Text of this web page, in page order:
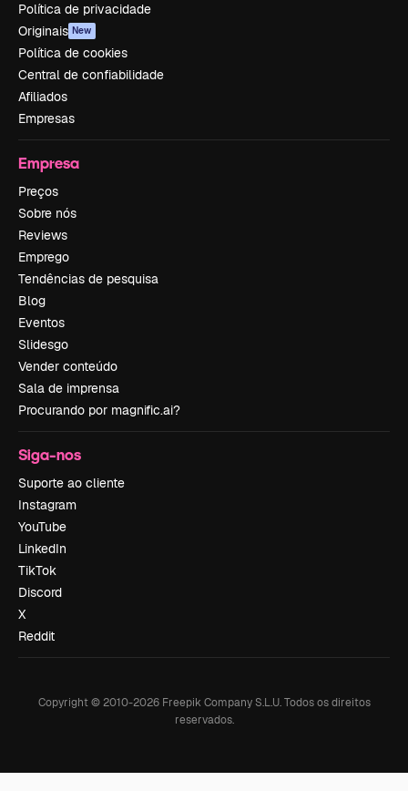
Política de privacidade
Originais New
Política de cookies
Central de confiabilidade
Afiliados
Empresas
Empresa
Preços
Sobre nós
Reviews
Emprego
Tendências de pesquisa
Blog
Eventos
Slidesgo
Vender conteúdo
Sala de imprensa
Procurando por magnific.ai?
Siga-nos
Suporte ao cliente
Instagram
YouTube
LinkedIn
TikTok
Discord
X
Reddit
Copyright © 2010-2026Freepik Company S.L.U. Todos os direitos
reservados.